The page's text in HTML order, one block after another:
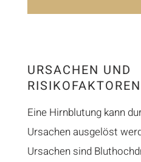
URSACHEN UND
RISIKOFAKTOREN
Eine Hirnblutung kann
Ursachen ausgelöst
Ursachen sind